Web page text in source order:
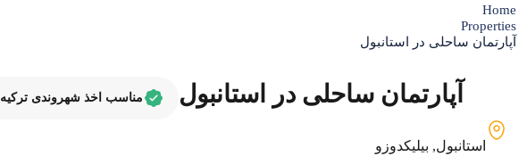
Home
Properties
آپارتمان ساحلی در استانبول
مناسب اخذ شهروندی ترکیه آپارتمان ساحلی در استانبول
استانبول, بیلیکدوزو